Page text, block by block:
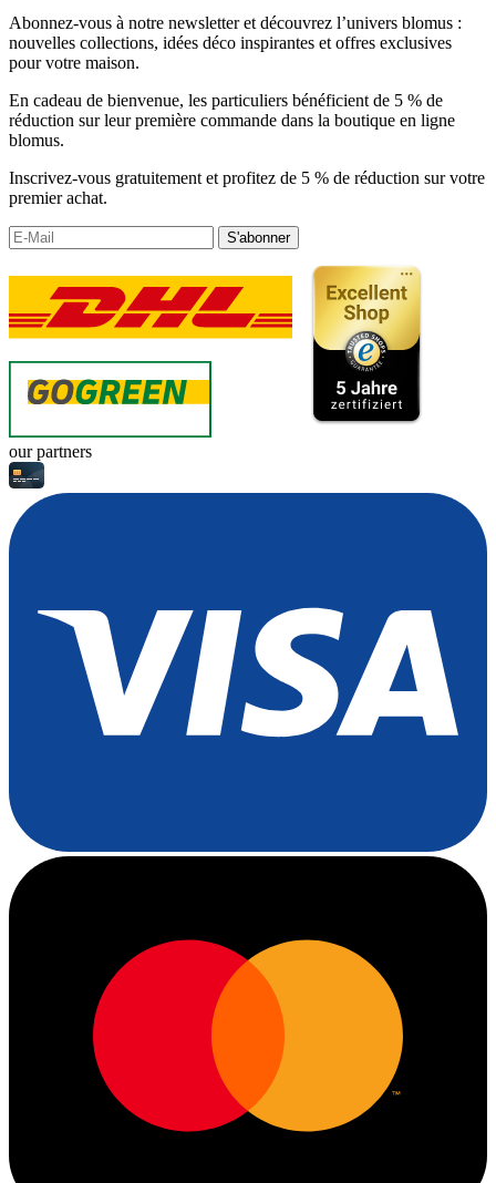
Abonnez-vous à notre newsletter et découvrez l’univers blomus :
nouvelles collections, idées déco inspirantes et offres exclusives
pour votre maison.
En cadeau de bienvenue, les particuliers bénéficient de 5 % de
réduction sur leur première commande dans la boutique en ligne
blomus.
Inscrivez-vous gratuitement et profitez de 5 % de réduction sur votre
premier achat.
S'abonner
our partners